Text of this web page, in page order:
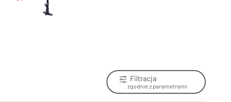
Filtracja
zgodnie z parametrami